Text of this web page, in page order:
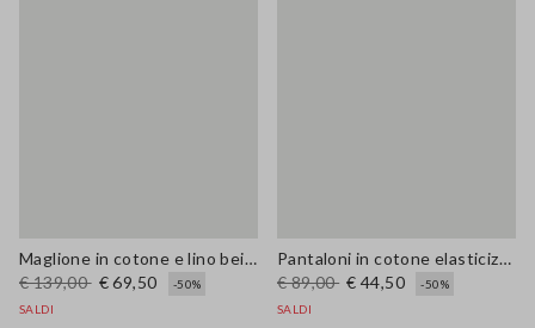
Maglione in cotone e lino beige regular fit con motivo traforato
€ 139,00 € 69,50
-50%
SALDI
Pantaloni in cotone elasticizzato beige
€ 89,00 € 44,50
-50%
SALDI